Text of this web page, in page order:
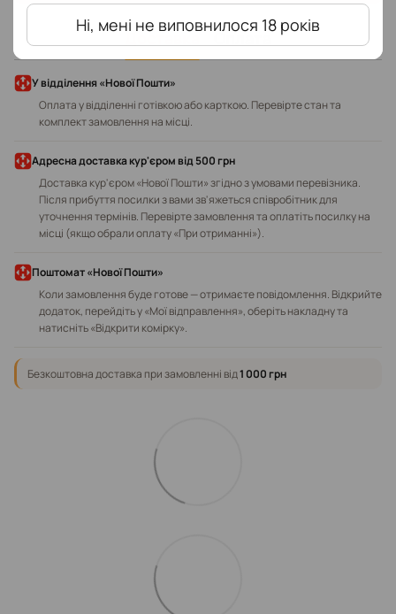
Ні, мені не виповнилося 18 років
Доставка Оплата
У відділення «Нової Пошти»
Оплата у відділенні готівкою або карткою. Перевірте стан та
комплект замовлення на місці.
Адресна доставка кур'єром від 500 грн
Доставка кур'єром «Нової Пошти» згідно з умовами перевізника.
Після прибуття посилки з вами зв'яжеться співробітник для
уточнення термінів. Перевірте замовлення та оплатіть посилку на
місці (якщо обрали оплату «При отриманні»).
Поштомат «Нової Пошти»
Коли замовлення буде готове — отримаєте повідомлення. Відкрийте
додаток, перейдіть у «Мої відправлення», оберіть накладну та
натисніть «Відкрити комірку».
Безкоштовна доставка при замовленні від1 000 грн